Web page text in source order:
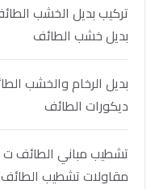
بديل خشب الطائف
ديكورات الطائف
مقاولات تشطيب الطائف